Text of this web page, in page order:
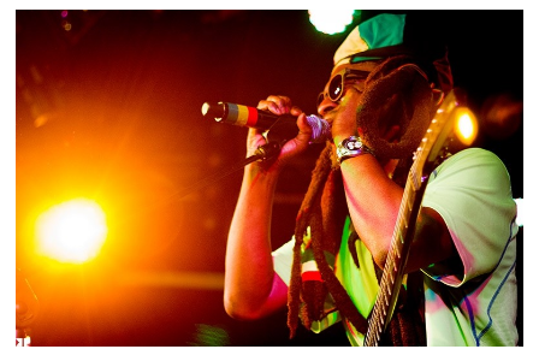
© 2015-2022 UMOMAG. PROPIEDAD DE UMO agency. TODOS LOS
DERECHOS RESERVADOS.